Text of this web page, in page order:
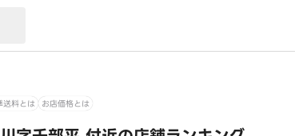
送料とは お店価格とは